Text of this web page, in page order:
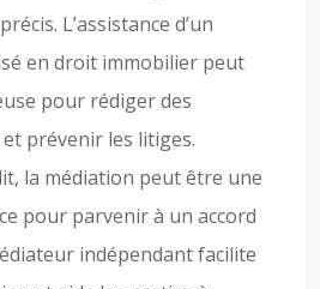
L’assistance d’un
en droit immobilier peut
pour rédiger des
prévenir les litiges.
la médiation peut être une
pour parvenir à un accord
indépendant facilite